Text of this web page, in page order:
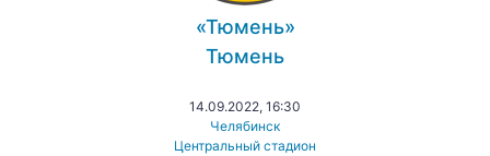
«Тюмень»
Тюмень
14.09.2022, 16:30
Челябинск
Центральный стадион